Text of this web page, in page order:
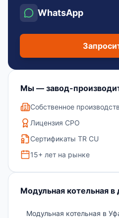
WhatsApp
Мы — завод-
Собственное
Лицензия СРО
Сертификаты TR CU
15+ лет на рынке
Модульная котельная в
Модульная котельная в